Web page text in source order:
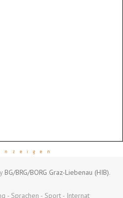
BG/BRG/BORG Graz-Liebenau (HIB).
- Sprachen - Sport - Internat